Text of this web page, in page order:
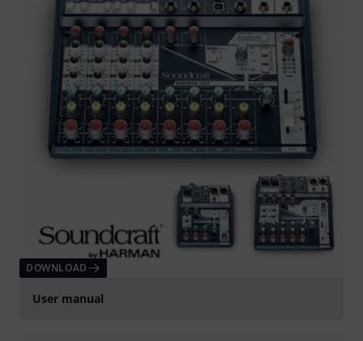
DOWNLOAD
User manual